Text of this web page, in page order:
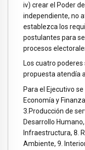
iv) crear el Poder
independiente, no
establezca los
postulantes para
procesos
Los cuatro
propuesta atendía
Para el Ejecutivo
Economía y
3.Producción de
Desarrollo
Infraestructura, 8.
Ambiente, 9.